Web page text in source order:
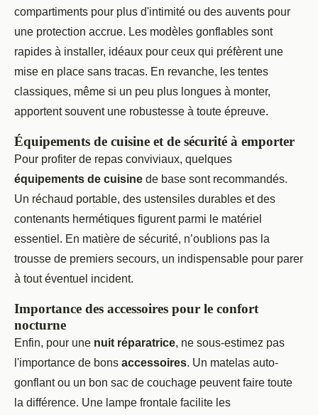
compartiments pour plus d'intimité ou des auvents pour
une protection accrue. Les modèles gonflables sont
rapides à installer, idéaux pour ceux qui préfèrent une
mise en place sans tracas. En revanche, les tentes
classiques, même si un peu plus longues à monter,
apportent souvent une robustesse à toute épreuve.
Équipements de cuisine et de sécurité à emporter
Pour profiter de repas conviviaux, quelques
équipements de cuisine de base sont recommandés.
Un réchaud portable, des ustensiles durables et des
contenants hermétiques figurent parmi le matériel
essentiel. En matière de sécurité, n’oublions pas la
trousse de premiers secours, un indispensable pour parer
à tout éventuel incident.
Importance des accessoires pour le confort
nocturne
Enfin, pour une nuit réparatrice, ne sous-estimez pas
l'importance de bons accessoires. Un matelas auto-
gonflant ou un bon sac de couchage peuvent faire toute
la différence. Une lampe frontale facilite les